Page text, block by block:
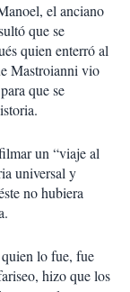
el anciano
que se
quien enterró al
Mastroianni vio
que se
un “viaje al
universal y
no hubiera
lo fue, fue
hizo que los